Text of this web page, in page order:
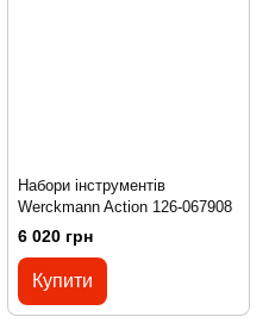
Набори інструментів
Werckmann Action 126-067908
6 020 грн
Купити